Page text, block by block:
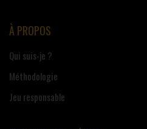
À PROPOS
Qui suis-je ?
Méthodologie
Jeu responsable